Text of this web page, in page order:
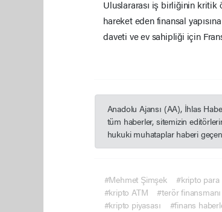
Uluslararası iş birliğinin kritik
hareket eden finansal
daveti ve ev sahipliği için
Anadolu Ajansı (AA), İhlas
tüm haberler, sitemizin
hukuki muhataplar haberi
#Mehmet Şimşek #kripto para
#kripto ATM
#terör finansmanı
#kripto piyasası
#finans